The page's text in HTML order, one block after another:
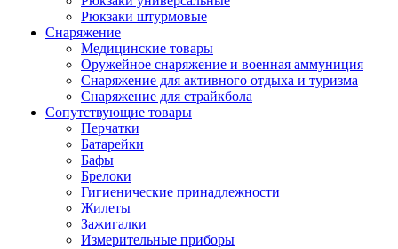
Рюкзаки штурмовые
Снаряжение
Медицинские товары
Оружейное снаряжение и военная аммуниция
Снаряжение для активного отдыха и туризма
Снаряжение для страйкбола
Сопутствующие товары
Перчатки
Батарейки
Бафы
Брелоки
Гигиенические принадлежности
Жилеты
Зажигалки
Измерительные приборы